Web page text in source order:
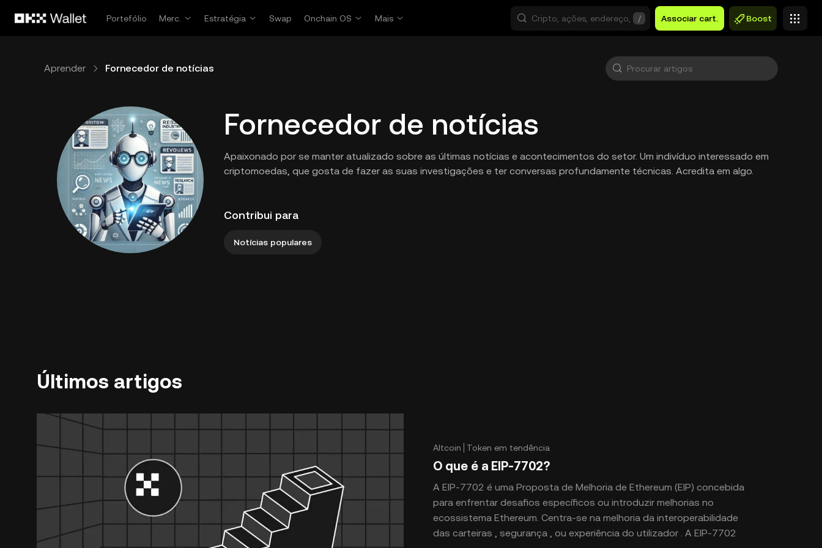
Portefólio
Merc. Estratégia Swap Onchain OS Mais / Associar cart. Boost
Aprender Fornecedor de notícias
Fornecedor de notícias
Apaixonado por se manter atualizado sobre as últimas notícias e acontecimentos do setor. Um indivíduo interessado em
criptomoedas, que gosta de fazer as suas investigações e ter conversas profundamente técnicas. Acredita em algo.
Contribui para
Notícias populares
Últimos artigos
Altcoin Token em tendência
O que é a EIP-7702?
A EIP-7702 é uma Proposta de Melhoria de Ethereum (EIP) concebida
para enfrentar desafios específicos ou introduzir melhorias no
ecossistema Ethereum. Centra-se na melhoria da interoperabilidade
das carteiras , segurança , ou experiência do utilizador . A EIP-7702